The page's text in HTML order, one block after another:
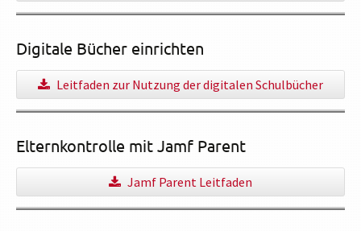
Digitale Bücher einrichten
Leitfaden zur Nutzung der digitalen Schulbücher
Elternkontrolle mit Jamf Parent
Jamf Parent Leitfaden